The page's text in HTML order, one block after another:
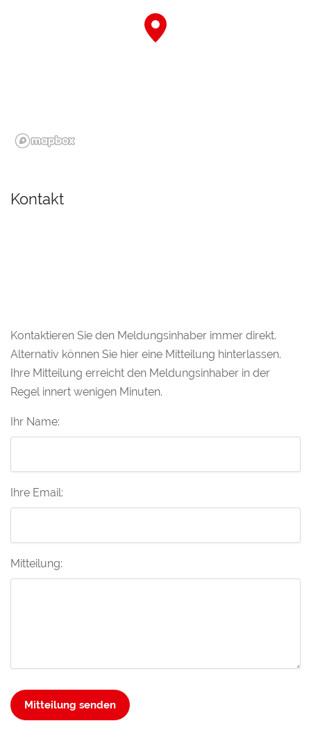
Kontakt
Kontaktieren Sie den Meldungsinhaber immer direkt.
Alternativ können Sie hier eine Mitteilung hinterlassen.
Ihre Mitteilung erreicht den Meldungsinhaber in der
Regel innert wenigen Minuten.
Ihr Name:
Ihre Email:
Mitteilung:
Mitteilung senden